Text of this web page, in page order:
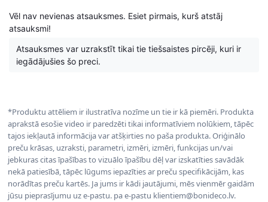
Vēl nav nevienas atsauksmes. Esiet pirmais, kurš atstāj
atsauksmi!
Atsauksmes var uzrakstīt tikai tie tiešsaistes pircēji, kuri ir
iegādājušies šo preci.
*Produktu attēliem ir ilustratīva nozīme un tie ir kā piemēri. Produkta
aprakstā esošie video ir paredzēti tikai informatīviem nolūkiem, tāpēc
tajos iekļautā informācija var atšķirties no paša produkta. Oriģinālo
preču krāsas, uzraksti, parametri, izmēri, izmēri, funkcijas un/vai
jebkuras citas īpašības to vizuālo īpašību dēļ var izskatīties savādāk
nekā patiesībā, tāpēc lūgums iepazīties ar preču specifikācijām, kas
norādītas preču kartēs. Ja jums ir kādi jautājumi, mēs vienmēr gaidām
jūsu pieprasījumu uz e-pastu. pa e-pastu klientiem@bonideco.lv.